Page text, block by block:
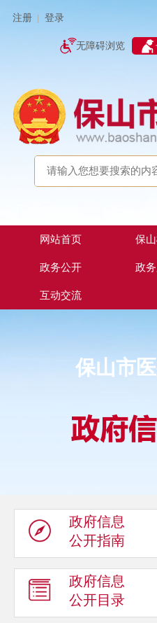
注册 登录
无障碍浏览
网站首页 保
政务公开 政
互动交流
保山市
政府信息
公开指南
政府信息
公开目录